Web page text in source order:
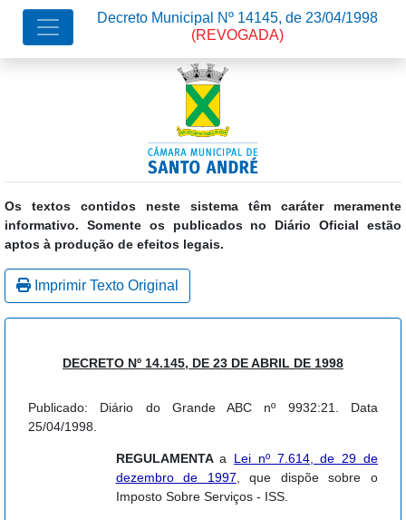
Os textos contidos neste sistema têm caráter meramente
informativo. Somente os publicados no Diário Oficial estão
aptos à produção de efeitos legais.
Decreto Municipal Nº 14145, de 23/04/1998
(REVOGADA)
Imprimir Texto Original
DECRETO Nº 14.145, DE 23 DE ABRIL DE 1998
Publicado: Diário do Grande ABC nº 9932:21. Data
25/04/1998.
REGULAMENTAa Lei nº 7.614, de 29 de
dezembro de 1997 , que dispõe sobre o
Imposto Sobre Serviços - ISS.